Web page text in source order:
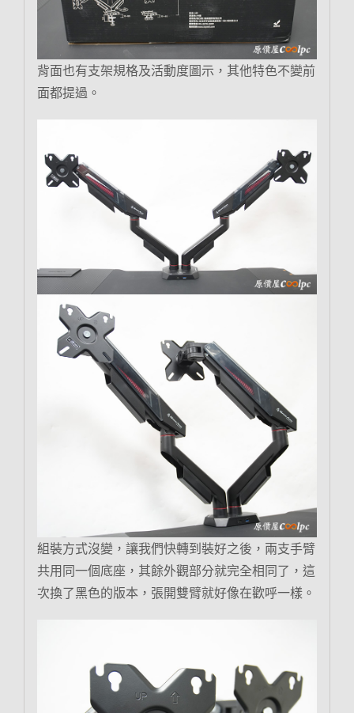
背面也有支架規格及活動度圖示，其他特色不變前
面都提過。
組裝方式沒變，讓我們快轉到裝好之後，兩支手臂
共用同一個底座，其餘外觀部分就完全相同了，這
次換了黑色的版本，張開雙臂就好像在歡呼一樣。